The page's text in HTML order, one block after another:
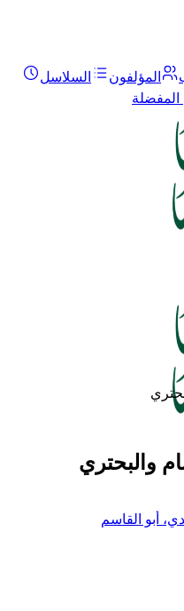
المؤلفون
السلاسل
المفضلة
والبحتري
أبو القاسم